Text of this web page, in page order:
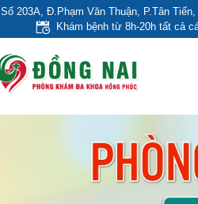
Số 203A, Đ.Phạm Văn Thuận, P.Tân
Khám bệnh từ 8h-20h tất cả